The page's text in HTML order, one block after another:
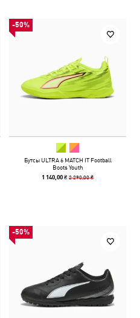
-50%
Бутсы ULTRA 6 MATCH IT Football
Boots Youth
1 140,00 ₴2 290,00 ₴
-50%